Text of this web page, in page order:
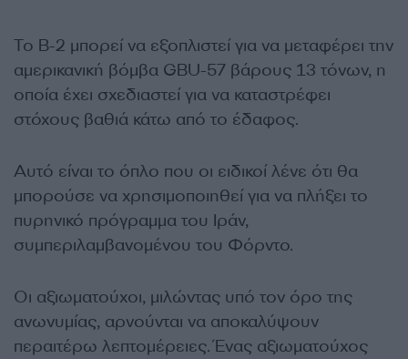
Το B-2 μπορεί να εξοπλιστεί για να μεταφέρει την
αμερικανική βόμβα GBU-57 βάρους 13 τόνων, η
οποία έχει σχεδιαστεί για να καταστρέφει
στόχους βαθιά κάτω από το έδαφος.
Αυτό είναι το όπλο που οι ειδικοί λένε ότι θα
μπορούσε να χρησιμοποιηθεί για να πλήξει το
πυρηνικό πρόγραμμα του Ιράν,
συμπεριλαμβανομένου του Φόρντο.
Οι αξιωματούχοι, μιλώντας υπό τον όρο της
ανωνυμίας, αρνούνται να αποκαλύψουν
περαιτέρω λεπτομέρειες. Ένας αξιωματούχος